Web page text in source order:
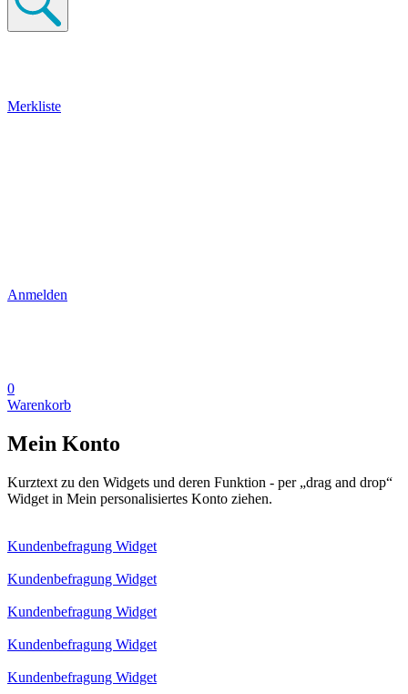
Merkliste
Anmelden
0
Warenkorb
Mein Konto
Kurztext zu den Widgets und deren Funktion - per „drag and drop“
Widget in Mein personalisiertes Konto ziehen.
Kundenbefragung Widget
Kundenbefragung Widget
Kundenbefragung Widget
Kundenbefragung Widget
Kundenbefragung Widget